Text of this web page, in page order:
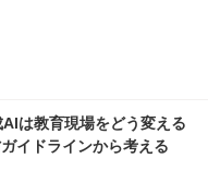
AIは教育現場をどう変える
イドラインから考える